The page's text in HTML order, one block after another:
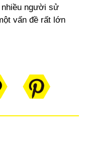
nhiều người sử
vấn đề rất lớn